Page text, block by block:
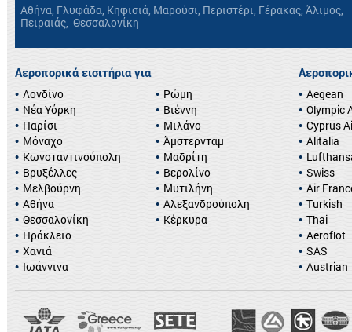
Αθήνα, Γλυφάδα, Κηφισιά, Μαρούσι, Περιστέρι, Γέρακας, Άλιμος,
Πειραιάς, Θεσσαλονίκη
Αεροπορικά εισιτήρια για
Λονδίνο
Νέα Υόρκη
Παρίσι
Μόναχο
Κωνσταντινούπολη
Βρυξέλλες
Ρώμη
Βιέννη
Μιλάνο
Άμστερνταμ
Μαδρίτη
Βερολίνο
Μελβούρνη
Αθήνα
Θεσσαλονίκη
Ηράκλειο
Χανιά
Ιωάννινα
Μυτιλήνη
Αλεξανδρούπολη
Κέρκυρα
Aegean
Olympic
Cyprus
Alitalia
Swiss
Air
Turkish
Thai
Aeroflot
SAS
Austrian